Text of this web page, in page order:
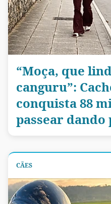
“Moça, que
canguru”:
conquista 88
passear dando
CÃES